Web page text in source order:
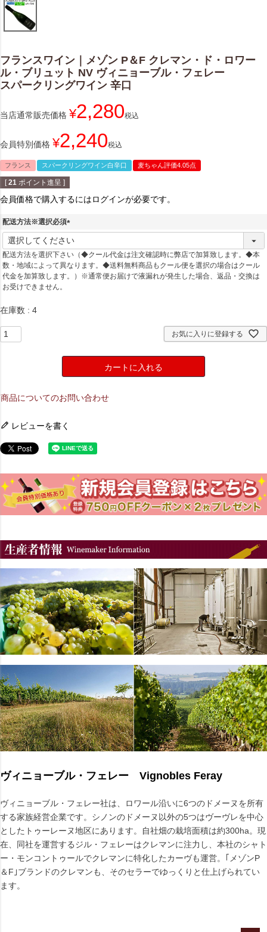
フランスワイン｜メゾン P＆F クレマン・ド・ロワー
ル・ブリュット NV ヴィニョーブル・フェレー
スパークリングワイン 辛口
当店通常販売価格 ¥2,280税込
会員特別価格 ¥2,240税込
フランス スパークリングワイン白辛口 麦ちゃん評価4.05点
[ 21 ポイント進呈 ]
会員価格で購入するにはログインが必要です。
配送方法※選択必須
(
必
須
)
配送方法を選択下さい（◆クール代金は注文確認時に弊店で加算致します。◆本
数・地域によって異なります。◆送料無料商品もクール便を選択の場合はクール
代金を加算致します。）※通常便お届けで液漏れが発生した場合、返品・交換は
お受けできません。
在庫数 4
お気に入りに登録する
カートに入れる
商品についてのお問い合わせ
レビューを書く
ヴィニョーブル・フェレー Vignobles Feray
ヴィニョーブル・フェレー社は、ロワール沿いに6つのドメーヌを所有
する家族経営企業です。シノンのドメーヌ以外の5つはヴーヴレを中心
としたトゥーレーヌ地区にあります。自社畑の栽培面積は約300ha。現
在、同社を運営するジル・フェレーはクレマンに注力し、本社のシャト
ー・モンコントゥールでクレマンに特化したカーヴも運営。｢メゾンP
＆F｣ブランドのクレマンも、そのセラーでゆっくりと仕上げられてい
ます。